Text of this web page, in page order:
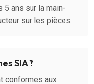
5 ans sur la main-
sur les pièces.
SIA ?
conformes aux